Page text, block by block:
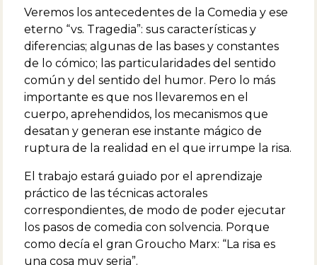
de T. Williams, entre otras. Es autora de obras
como "El alma también", "Mientras la quietud”,
“Umbrales” y “Corriendo en la sangre”.
Veremos los antecedentes de la Comedia y ese
eterno “vs. Tragedia”: sus características y
diferencias; algunas de las bases y constantes
de lo cómico; las particularidades del sentido
común y del sentido del humor. Pero lo más
importante es que nos llevaremos en el
cuerpo, aprehendidos, los mecanismos que
desatan y generan ese instante mágico de
ruptura de la realidad en el que irrumpe la risa.
El trabajo estará guiado por el aprendizaje
práctico de las técnicas actorales
correspondientes, de modo de poder ejecutar
los pasos de comedia con solvencia. Porque
como decía el gran Groucho Marx: “La risa es
una cosa muy seria”.